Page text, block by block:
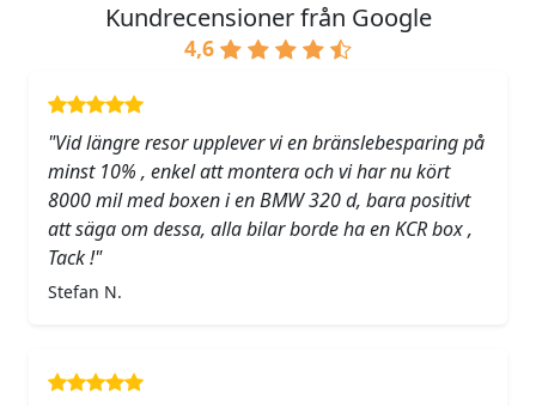
Kundrecensioner från Google
4,6
"Vid längre resor upplever vi en bränslebesparing på
minst 10% , enkel att montera och vi har nu kört
8000 mil med boxen i en BMW 320 d, bara positivt
att säga om dessa, alla bilar borde ha en KCR box ,
Tack !"
Stefan N.